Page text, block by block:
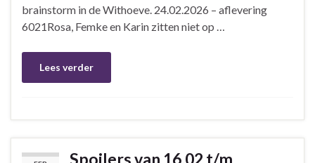
brainstorm in de Withoeve. 24.02.2026 – aflevering
6021Rosa, Femke en Karin zitten niet op …
Lees verder
Spoilers van 16.02 t/m